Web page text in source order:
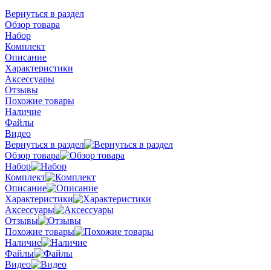
Вернуться в раздел
Обзор товара
Набор
Комплект
Описание
Характеристики
Аксессуары
Отзывы
Похожие товары
Наличие
Файлы
Видео
Вернуться в раздел
Обзор товара
Набор
Комплект
Описание
Характеристики
Аксессуары
Отзывы
Похожие товары
Наличие
Файлы
Видео